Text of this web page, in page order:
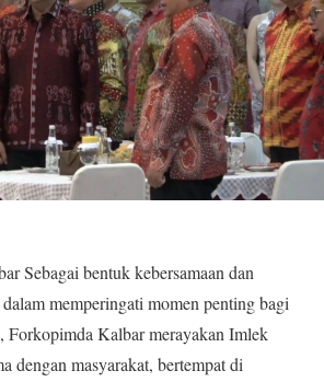
Sebagai bentuk kebersamaan dan
memperingati momen penting bagi
Forkopimda Kalbar merayakan Imlek
dengan masyarakat, bertempat di